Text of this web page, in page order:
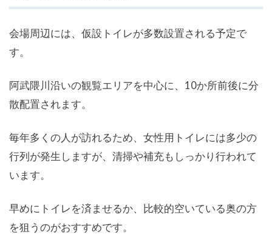
会場周辺には、仮設トイレが多数設置される予定で
す。
阿武隈川沿いの観覧エリアを中心に、10か所前後に分
散配置されます。
毎年多くの人が訪れるため、女性用トイレには多少の
行列が発生しますが、清掃や補充もしっかり行われて
います。
早めにトイレを済ませるか、比較的空いている奥の方
を狙うのがおすすめです。